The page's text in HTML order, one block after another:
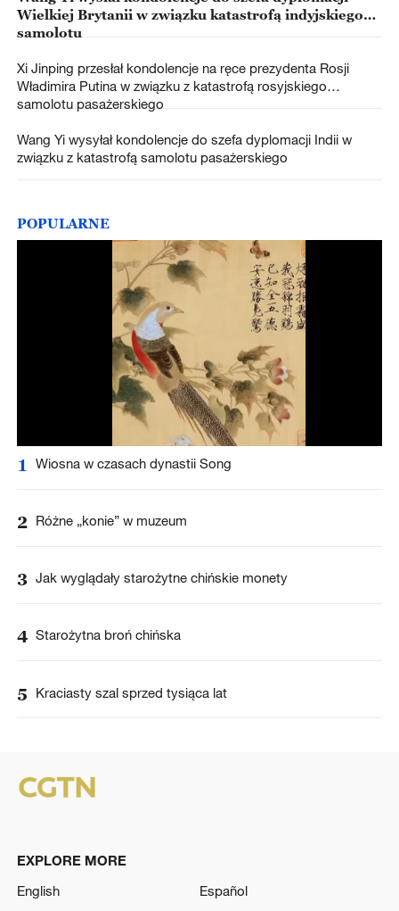
Wielkiej Brytanii w związku katastrofą indyjskiego
samolotu
Xi Jinping przesłał kondolencje na ręce prezydenta Rosji
Władimira Putina w związku z katastrofą rosyjskiego
samolotu pasażerskiego
Wang Yi wysyłał kondolencje do szefa dyplomacji Indii w
związku z katastrofą samolotu pasażerskiego
POPULARNE
1 Wiosna w czasach dynastii Song
2 Różne „konie” w muzeum
3 Jak wyglądały starożytne chińskie monety
4 Starożytna broń chińska
5 Kraciasty szal sprzed tysiąca lat
EXPLORE MORE
English
Español